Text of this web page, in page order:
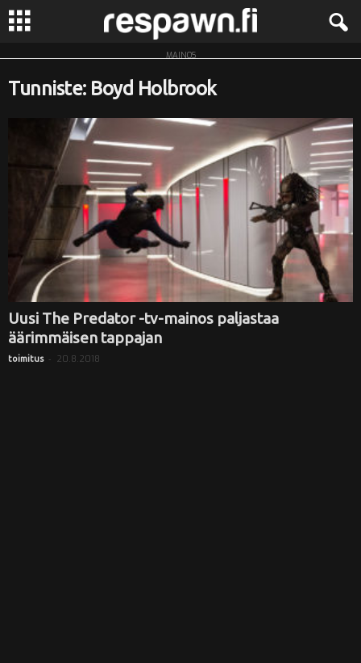
R
MAINOS
Tunniste: Boyd Holbrook
Uusi The Predator -tv-mainos paljastaa
äärimmäisen tappajan
toimitus - 20.8.2018